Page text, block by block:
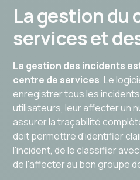
La gestion du
services et
La gestion des incidents
centre de services. Le
enregistrer tous les
utilisateurs, leur affecter un
assurer la traçabilité
doit permettre d'identifier
l'incident, de le classifier
de l'affecter au bon groupe